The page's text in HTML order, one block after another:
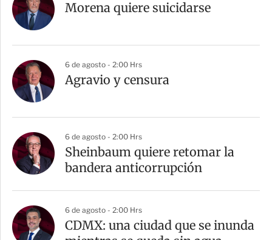
Morena quiere suicidarse
6 de agosto - 2:00 Hrs
Agravio y censura
6 de agosto - 2:00 Hrs
Sheinbaum quiere retomar la
bandera anticorrupción
6 de agosto - 2:00 Hrs
CDMX: una ciudad que se inunda